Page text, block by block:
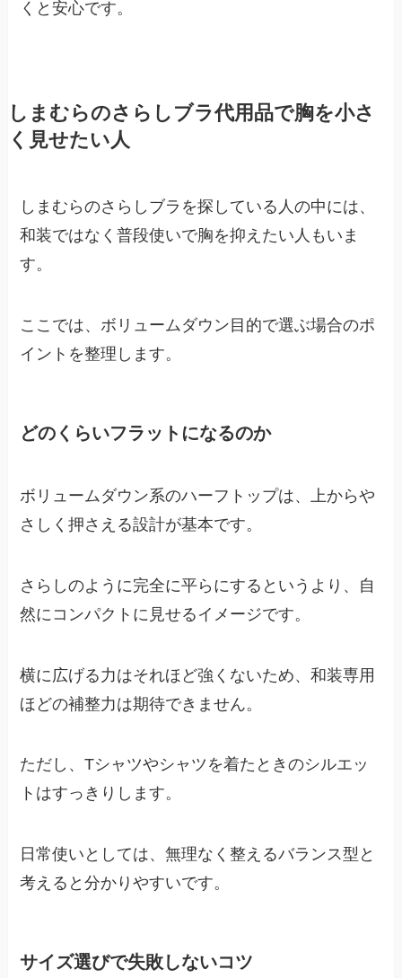
くと安心です。
しまむらのさらしブラ代用品で胸を小さ
く見せたい人
しまむらのさらしブラを探している人の中には、
和装ではなく普段使いで胸を抑えたい人もいま
す。
ここでは、ボリュームダウン目的で選ぶ場合のポ
イントを整理します。
どのくらいフラットになるのか
ボリュームダウン系のハーフトップは、上からや
さしく押さえる設計が基本です。
さらしのように完全に平らにするというより、自
然にコンパクトに見せるイメージです。
横に広げる力はそれほど強くないため、和装専用
ほどの補整力は期待できません。
ただし、Tシャツやシャツを着たときのシルエッ
トはすっきりします。
日常使いとしては、無理なく整えるバランス型と
考えると分かりやすいです。
サイズ選びで失敗しないコツ